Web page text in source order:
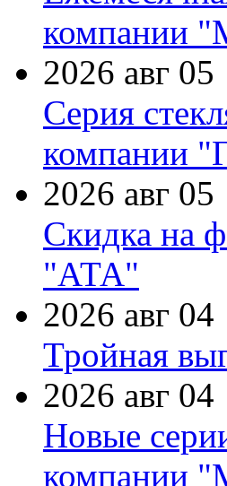
компании
2026 авг 05
Серия
компании
2026 авг 05
Скидка на
"АТА"
2026 авг 04
Тройная
2026 авг 04
Новые
компании